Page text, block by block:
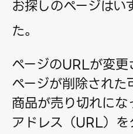
お探しのページは
た。
ページのURLが変
ページが削除された
商品が売り切れにな
アドレス（URL）